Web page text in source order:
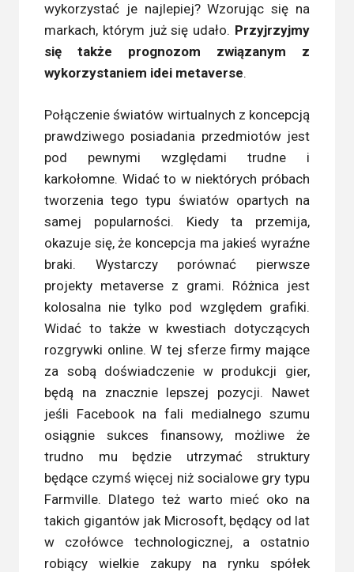
wykorzystać je najlepiej? Wzorując się na
markach, którym już się udało. Przyjrzyjmy
się także prognozom związanym z
wykorzystaniem idei metaverse.
Połączenie światów wirtualnych z koncepcją
prawdziwego posiadania przedmiotów jest
pod pewnymi względami trudne i
karkołomne. Widać to w niektórych próbach
tworzenia tego typu światów opartych na
samej popularności. Kiedy ta przemija,
okazuje się, że koncepcja ma jakieś wyraźne
braki. Wystarczy porównać pierwsze
projekty metaverse z grami. Różnica jest
kolosalna nie tylko pod względem grafiki.
Widać to także w kwestiach dotyczących
rozgrywki online. W tej sferze firmy mające
za sobą doświadczenie w produkcji gier,
będą na znacznie lepszej pozycji. Nawet
jeśli Facebook na fali medialnego szumu
osiągnie sukces finansowy, możliwe że
trudno mu będzie utrzymać struktury
będące czymś więcej niż socialowe gry typu
Farmville. Dlatego też warto mieć oko na
takich gigantów jak Microsoft, będący od lat
w czołówce technologicznej, a ostatnio
robiący wielkie zakupy na rynku spółek